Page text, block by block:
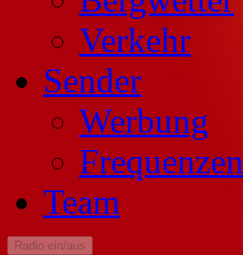
Verkehr
Sender
Werbung
Frequenzen
Team
Radio ein/aus